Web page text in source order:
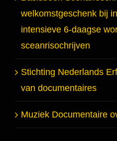
welkomstgeschenk bij
intensieve 6-daagse
sceanrisochrijven
Stichting Nederlands
van documentaires
Muziek Documentaire